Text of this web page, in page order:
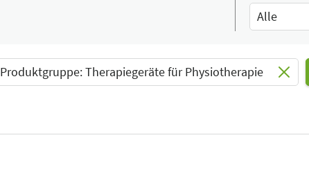
Alle
Produktgruppe: Therapiegeräte für Physiotherapie